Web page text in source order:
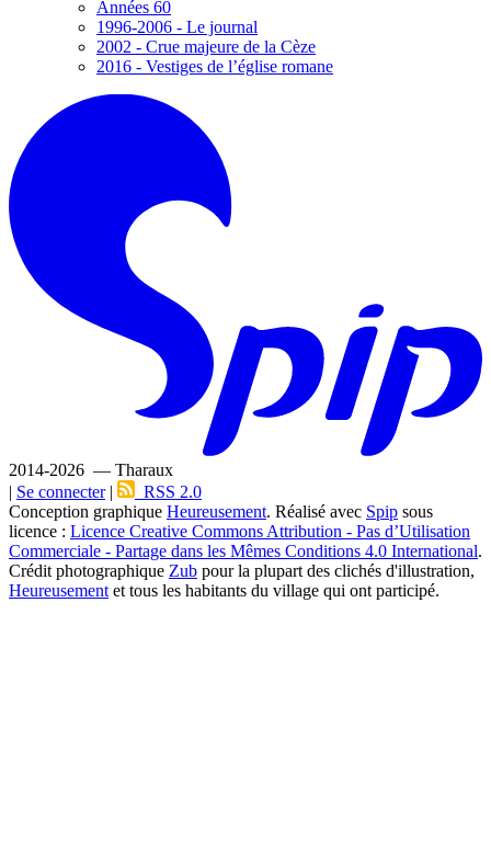
Années 60
1996-2006 - Le journal
2002 - Crue majeure de la Cèze
2016 - Vestiges de l’église romane
2014-2026 — Tharaux
| Se connecter|
RSS 2.0
Conception graphique Heureusement. Réalisé avec Spip sous
licence : Licence Creative Commons Attribution - Pas d’Utilisation
Commerciale - Partage dans les Mêmes Conditions 4.0 International.
Crédit photographique Zub pour la plupart des clichés d'illustration,
Heureusement et tous les habitants du village qui ont participé.